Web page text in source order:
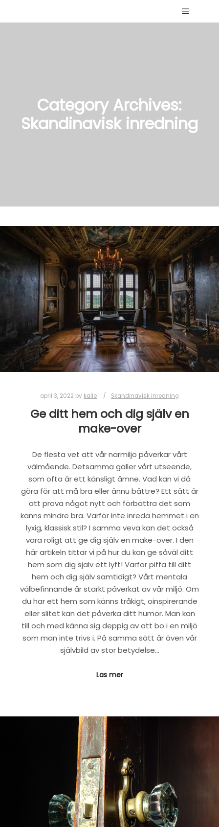
Main
Category Archives:
Skandinavisk inredning
april 3, 2022 by kalle Skandinavisk inredning
Ge ditt hem och dig själv en
make-over
De flesta vet att vår närmiljö påverkar vårt
välmående. Detsamma gäller vårt utseende,
som ofta är ett känsligt ämne. Vad kan vi då
göra för att må bra eller ännu bättre? Ett sätt är
att prova något nytt och förbättra det som
känns mindre bra. Varför inte inreda hemmet i en
lyxig, klassisk stil? I samma veva kan det också
vara roligt att ge dig själv en make-over. I den
här artikeln tittar vi på hur du kan ge såväl ditt
hem som dig själv ett lyft! Varför piffa till ditt
hem och dig själv samtidigt? Vårt mentala
välbefinnande är starkt påverkat av vår miljö. Om
du har ett hem som känns tråkigt, oinspirerande
eller slitet kan det påverka ditt humör. Man kan
till och med känna sig deppig av att bo i en miljö
som man inte trivs i. På samma sätt är även vår
självbild av stor betydelse…